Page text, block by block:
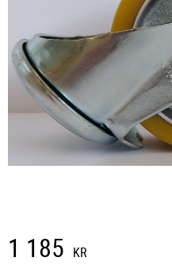
1 185 KR